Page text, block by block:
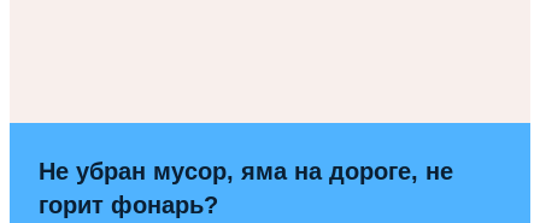
Не убран мусор, яма на дороге, не
горит фонарь?